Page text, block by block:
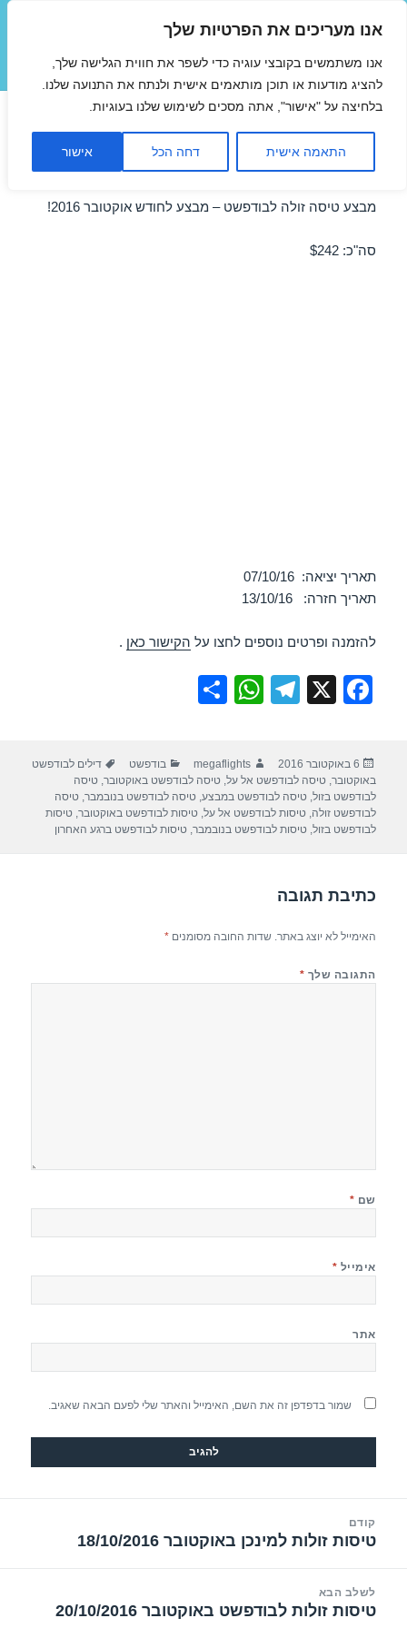
אנו מעריכים את הפרטיות שלך
אנו משתמשים בקובצי עוגיה כדי לשפר את חווית הגלישה שלך,
להציג מודעות או תוכן מותאמים אישית ולנתח את התנועה שלנו.
בלחיצה על "אישור", אתה מסכים לשימוש שלנו בעוגיות.
התאמה אישית דחה הכל אישור
תפריטים
ווידג'טים
טיסות לבודפשט ברגע האחרון
07/10/2016
מבצע טיסה זולה לבודפשט – מבצע לחודש אוקטובר 2016!
סה"כ: $242
תאריך יציאה: 07/10/16
תאריך חזרה: 13/10/16
להזמנה ופרטים נוספים לחצו על הקישור כאן .
F
e
b
o
k
X
T
gr
a
m
W
s
A
p
e
פורסם
בתאריך
6 באוקטובר 2016 מחבר
megaflights קטגוריות
בודפשט תגיות
דילים לבודפשט
באוקטובר,טיסה לבודפשט אל על,טיסה לבודפשט באוקטובר,טיסה
לבודפשט בזול,טיסה לבודפשט במבצע,טיסה לבודפשט בנובמבר,טיסה
לבודפשט זולה,טיסות לבודפשט אל על,טיסות לבודפשט באוקטובר,טיסות
לבודפשט בזול,טיסות לבודפשט בנובמבר,טיסות לבודפשט ברגע האחרון
כתיבת תגובה
האימייל לא יוצג באתר. שדות החובה מסומנים*
התגובה שלך *
שם *
אימייל *
אתר
שמור בדפדפן זה את השם, האימייל והאתר שלי לפעם הבאה שאגיב.
קודם
הפוסט
טיסות זולות למינכן באוקטובר 18/10/2016
לשלב הבא
הפוסט
טיסות זולות לבודפשט באוקטובר 20/10/2016